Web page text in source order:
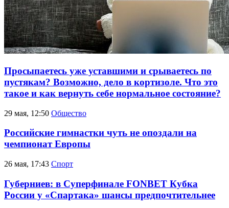
Просыпаетесь уже уставшими и срываетесь по
пустякам? Возможно, дело в кортизоле. Что это
такое и как вернуть себе нормальное состояние?
29 мая, 12:50 Общество
Российские гимнастки чуть не опоздали на
чемпионат Европы
26 мая, 17:43 Спорт
Губерниев: в Суперфинале FONBET Кубка
России у «Спартака» шансы предпочтительнее